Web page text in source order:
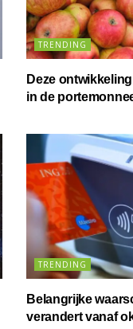
TRENDING
Deze
in de
TRENDING
Belangrijke
verandert vanaf